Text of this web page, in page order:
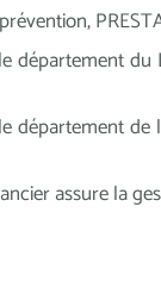
département du
département de
assure la